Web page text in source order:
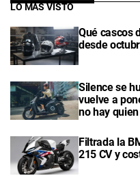
LO MÁS VISTO
Qué cascos
desde
Silence se
vuelve a
no hay
Filtrada la
215 CV y